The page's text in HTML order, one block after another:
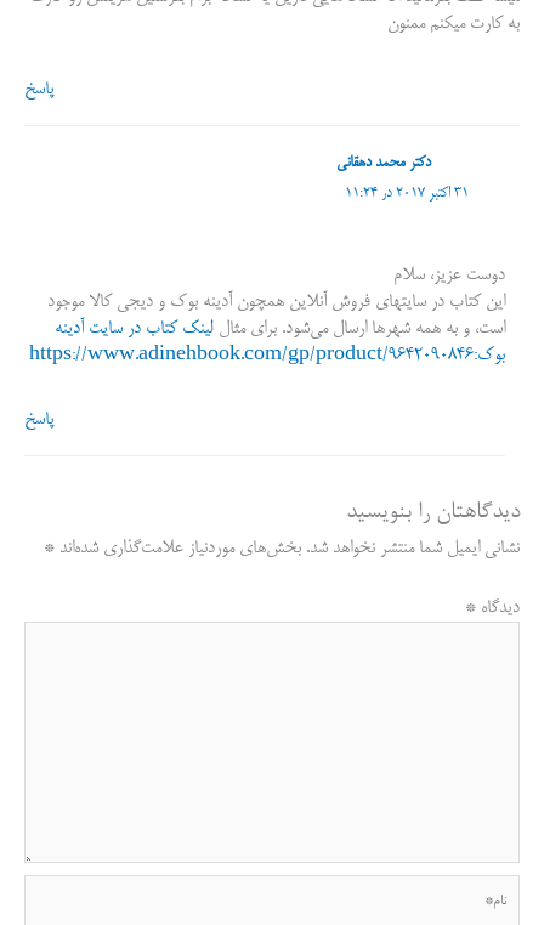
به کارت میکنم ممنون
پاسخ
دکتر محمد دهقانی
31 اکتبر 2017 در 11:24
دوست عزیز، سلام
این کتاب در سایتهای فروش آنلاین همچون آدینه بوک و دیجی کالا موجود
است، و به همه شهرها ارسال می‌شود. برای مثال لینک کتاب در سایت آدینه
بوک:https://www.adinehbook.com/gp/product/9642090846
پاسخ
دیدگاهتان را بنویسید
نشانی ایمیل شما منتشر نخواهد شد. بخش‌های موردنیاز علامت‌گذاری شده‌اند *
دیدگاه *